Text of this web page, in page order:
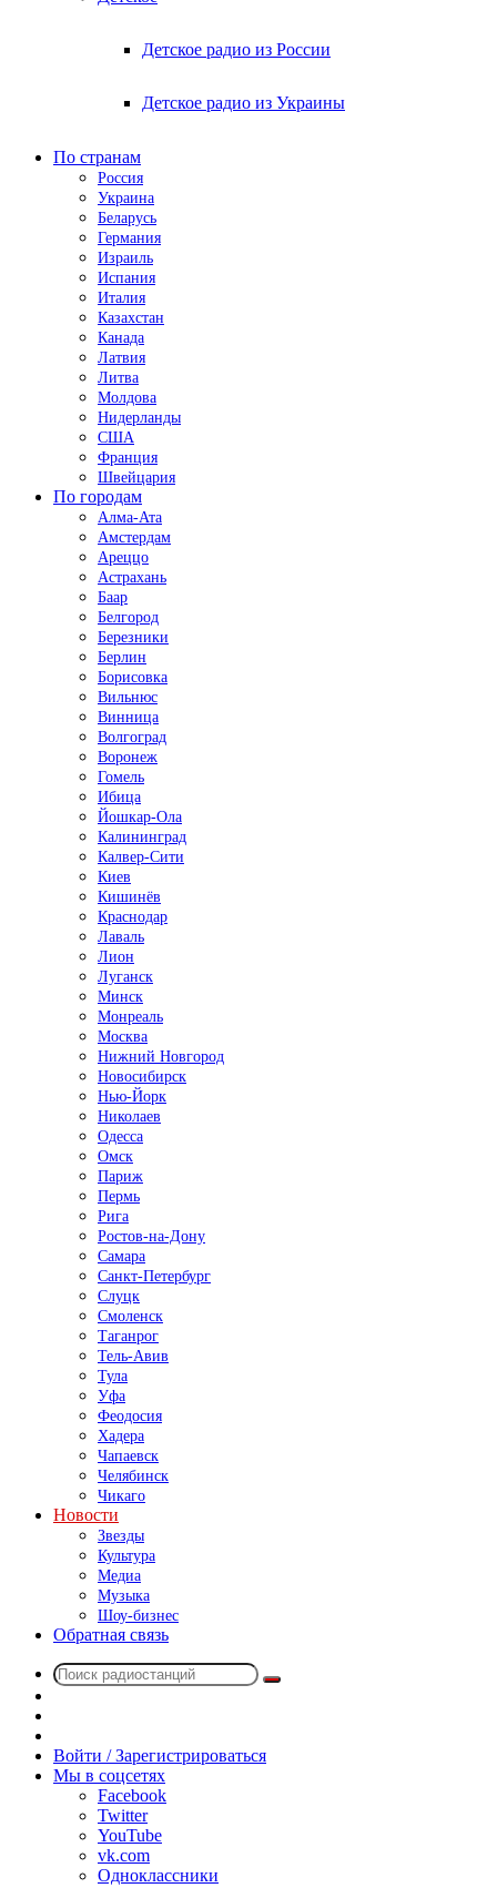
Детское радио из России
Детское радио из Украины
По странам
Россия
Украина
Беларусь
Германия
Израиль
Испания
Италия
Казахстан
Канада
Латвия
Литва
Молдова
Нидерланды
США
Франция
Швейцария
По городам
Алма-Ата
Амстердам
Ареццо
Астрахань
Баар
Белгород
Березники
Берлин
Борисовка
Вильнюс
Винница
Волгоград
Воронеж
Гомель
Ибица
Йошкар-Ола
Калининград
Калвер-Сити
Киев
Кишинёв
Краснодар
Лаваль
Лион
Луганск
Минск
Монреаль
Москва
Нижний Новгород
Новосибирск
Нью-Йорк
Николаев
Одесса
Омск
Париж
Пермь
Рига
Ростов-на-Дону
Самара
Санкт-Петербург
Слуцк
Смоленск
Таганрог
Тель-Авив
Тула
Уфа
Феодосия
Хадера
Чапаевск
Челябинск
Чикаго
Новости
Звезды
Культура
Медиа
Музыка
Шоу-бизнес
Обратная связь
Поиск
радио
Войти / Зарегистрироваться
Мы в соцсетях
Facebook
Twitter
YouTube
vk.com
Одноклассники